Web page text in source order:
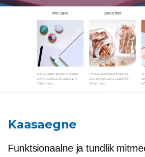
Kaasaegne
Funktsionaalne ja tundlik